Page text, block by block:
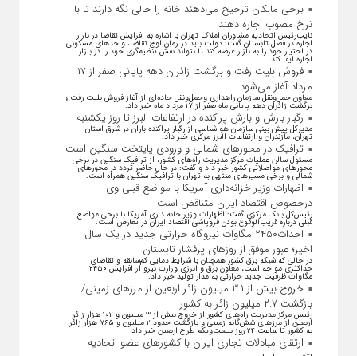
برخی مالکان ترجیح می‌دهند خانه را خالی نگه دارند تا با
نرخ مصوب اجاره دهند
نایب‌رئیس اتحادیه مشاوران املاک تهران با اشاره به افزایش تقاضا در بازار
اجاره در فصل تابستان گفت: دولت باید در زمان اوج تقاضا، واحد‌های مسکونی
در اختیار خود را به بازار عرضه کند تا بتواند نقش تنظیم‌گری خود را در بازار
اجاره ایفا کند.
فروش بلیت رفت و برگشت زائران دهه پایانی صفر از ۱۷
مرداد آغاز می‌شود
معاون حمل‌ونقل سازمان راهداری وحمل‌و‌نقل جاده‌ای از آغاز فروش بلیت رفت و
برگشت زائران دهه پایانی ماه صفر از ۱۷ مرداد ماه خبر داد.
رگبار بارش و بارش پراکنده در ارتفاعات البرز تا روز یکشنبه
مدیرکل پیش بینی سازمان هواشناسی از رگبار پراکنده باران در شرق استان
تهران، مازندران و ارتفاعات البرز مرکزی خبر داد.
ترافیک در محورهای شمالی و ورودی پایتخت سنگین است
مسئول سالن عملیات مرکز مدیریت راه‌های کشور، از ترافیک سنگین در برخی
محورهای مواصلاتی کشور خبر داد و گفت: در حال حاضر تردد در محورهای
شمالی و برخی مسیرهای منتهی به تهران با ترافیک سنگین همراه است.
اظهارات وزیر خزانه‌داری آمریکا با مواضع قبلی وی
درخصوص اقتصاد ایران متناقض است
رئیس‌کل بانک مرکزی گفت: اظهارات وزیر خانه داری آمریکا با برخی مواضع
قبلی درباره قریب‌الوقوع بودن فروپاشی اقتصاد ایران در تعارض است.
احداث۲۴۵۰ مگاوات نیروگاه حرارتی جدید در یک سال
اخیر؛ عبور موفق از روز‌های پرفشار تابستان
در حالی که شبکه برق کشور همچنان با شرایط دمایی کم‌سابقه و تقاضای
حداکثری مواجه است، معاون برق و انرژی وزارت نیرو از افزایش ۲۴۵۰
مگاوات ظرفیت جدید حرارتی به مدار تولید خبر داد.
خروج بیش از ۳.۱ میلیون زائر اربعین از مرزهای زمینی/
بازگشت ۲.۷ میلیون زائر به کشور
رئیس مرکز مدیریت راه‌های کشور از خروج بیش از ۳ میلیون و ۱۰۲ هزار زائر
اربعین از مرزهای شش‌گانه زمینی و بازگشت حدود ۲ میلیون و ۷۶۵ هزار زائر
به کشور تا ساعت ۲۴ روز بیست‌ویکم طرح اربعین خبر داد
ارتقای مبادلات تجاری ایران با کشور‌های عضو اتحادیه